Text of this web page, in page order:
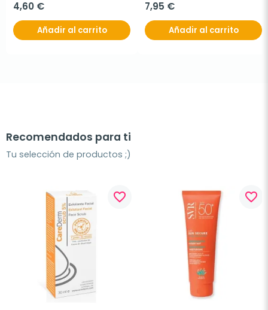
4,60 €
Añadir al carrito
7,95 €
Añadir al carrito
Recomendados para ti
Tu selección de productos ;)
favorite_border favorite_border